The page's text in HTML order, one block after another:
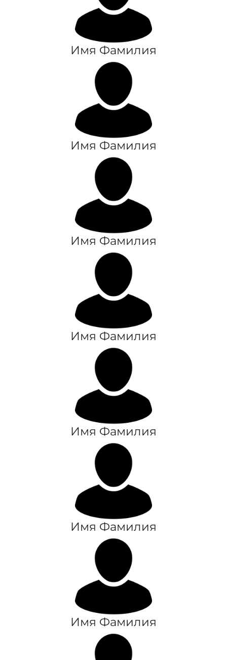
Имя Фамилия
Имя Фамилия
Имя Фамилия
Имя Фамилия
Имя Фамилия
Имя Фамилия
Имя Фамилия